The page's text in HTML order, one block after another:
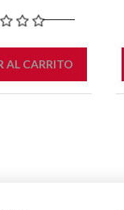
AL CARRITO